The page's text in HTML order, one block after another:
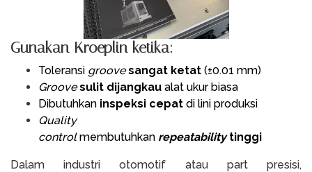
Gunakan Kroeplin ketika:
Toleransi groove sangat ketat (±0.01 mm)
Groove sulit dijangkau alat ukur biasa
Dibutuhkan inspeksi cepat di lini produksi
Quality
controlmembutuhkan repeatabilitytinggi
Dalam industri otomotif atau part presisi,